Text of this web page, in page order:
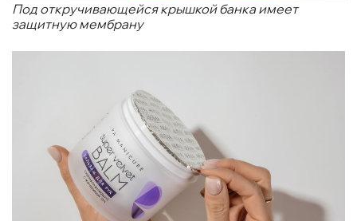
Под откручивающейся крышкой банка имеет
защитную мембрану